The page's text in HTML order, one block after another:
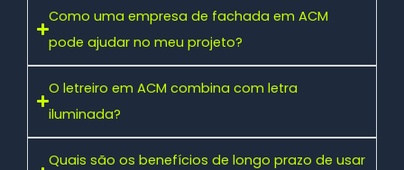
Como uma empresa de fachada em ACM
pode ajudar no meu projeto?
O letreiro em ACM combina com letra
iluminada?
Quais são os benefícios de longo prazo de usar